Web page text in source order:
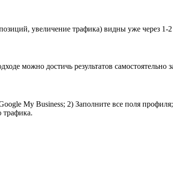
увеличение трафика) видны уже через 1-2
можно достичь результатов самостоятельно
My Business; 2) Заполните все поля
трафика.